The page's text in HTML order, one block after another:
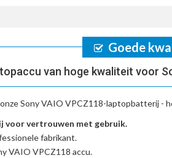
Goede
van hoge kwaliteit voor
Sony VAIO VPCZ118-laptopbatterij -
voor vertrouwen met gebruik.
fabrikant.
VAIO VPCZ118 accu.